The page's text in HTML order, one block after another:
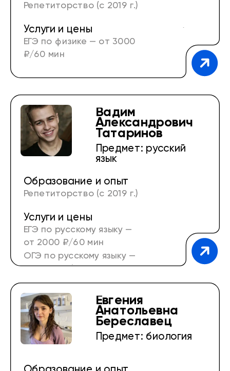
Репетиторство (с 2019 г.)
Подготовка к ЕГЭ и ОГЭ по физике (с 2019
г.)
Подготовка к экзамену по физике по IB
программе (HL, SL) (с 2019 г.)
Работа с программами ЗФТШ по физике и
математике (с 2020 г.)
Услуги и цены
ЕГЭ по физике — от 3000
₽/60 мин
Вадим
Александрович
Татаринов
Предмет: русский
язык
Образование и опыт
Репетиторство (с 2019 г.)
Услуги и цены
ЕГЭ по русскому языку —
от 2000 ₽/60 мин
ОГЭ по русскому языку —
от 2000 ₽/60 мин
Евгения
Анатольевна
Береславец
Предмет: биология